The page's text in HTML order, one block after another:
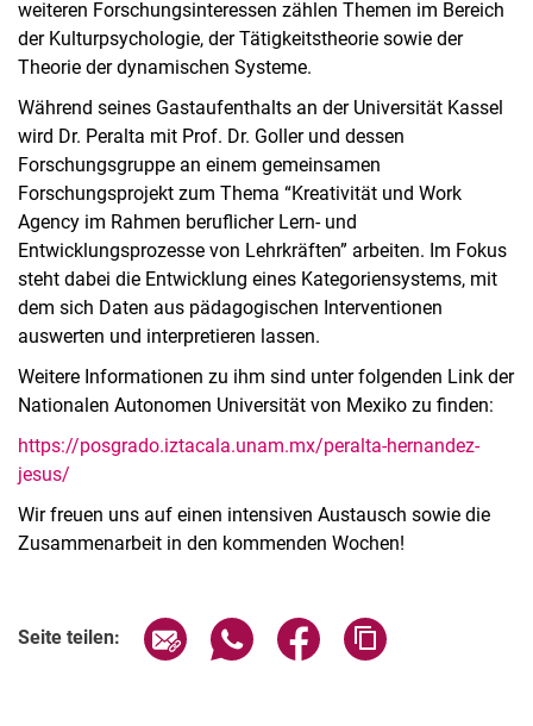
weiteren Forschungsinteressen zählen Themen im Bereich
der Kulturpsychologie, der Tätigkeitstheorie sowie der
Theorie der dynamischen Systeme.
Während seines Gastaufenthalts an der Universität Kassel
wird Dr. Peralta mit Prof. Dr. Goller und dessen
Forschungsgruppe an einem gemeinsamen
Forschungsprojekt zum Thema “Kreativität und Work
Agency im Rahmen beruflicher Lern- und
Entwicklungsprozesse von Lehrkräften” arbeiten. Im Fokus
steht dabei die Entwicklung eines Kategoriensystems, mit
dem sich Daten aus pädagogischen Interventionen
auswerten und interpretieren lassen.
Weitere Informationen zu ihm sind unter folgenden Link der
Nationalen Autonomen Universität von Mexiko zu finden:
https://posgrado.iztacala.unam.mx/peralta-hernandez-
jesus/
Wir freuen uns auf einen intensiven Austausch sowie die
Zusammenarbeit in den kommenden Wochen!
Seite teilen: Seite über E-Mail teilen
Seite über WhatsApp teilen
Seite über Facebook